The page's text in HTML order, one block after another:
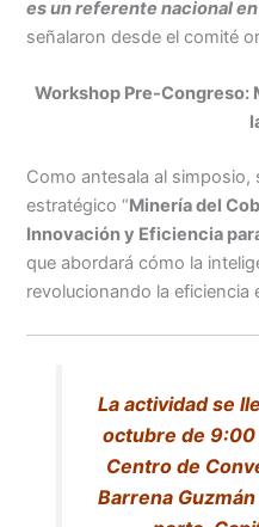
es un referente nacional
señalaron desde el comité
Workshop Pre-Congreso:
Como antesala al simposio,
estratégico “Minería del
Innovación y Eficiencia
que abordará cómo la
revolucionando la eficiencia
La actividad se
octubre de 9:00
Centro de
Barrena